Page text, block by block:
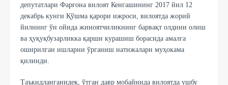
депутатлари Фарғона вилоят Кенгашининг 2017 йил 12
декабрь кунги Қўшма қарори ижроси, вилоятда жорий
йилнинг ўн ойида жиноятчиликнинг барвақт олдини олиш
ва ҳуқуқбузарликка қарши курашиш борасида амалга
оширилган ишларни ўрганиш натижалари муҳокама
қилинди.
Таъкидланганидек, ўтган давр мобайнида вилоятда ушбу